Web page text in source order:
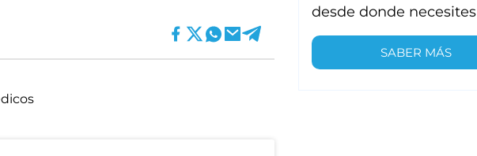
desde donde necesites
SABER MÁS